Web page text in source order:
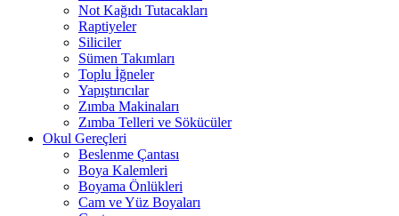
Not Kağıdı Tutacakları
Raptiyeler
Siliciler
Sümen Takımları
Toplu İğneler
Yapıştırıcılar
Zımba Makinaları
Zımba Telleri ve Sökücüler
Okul Gereçleri
Beslenme Çantası
Boya Kalemleri
Boyama Önlükleri
Cam ve Yüz Boyaları